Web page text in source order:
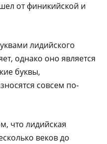
от финикийской и
лидийского
однако оно является
буквы,
совсем по-
что лидийская
веков до